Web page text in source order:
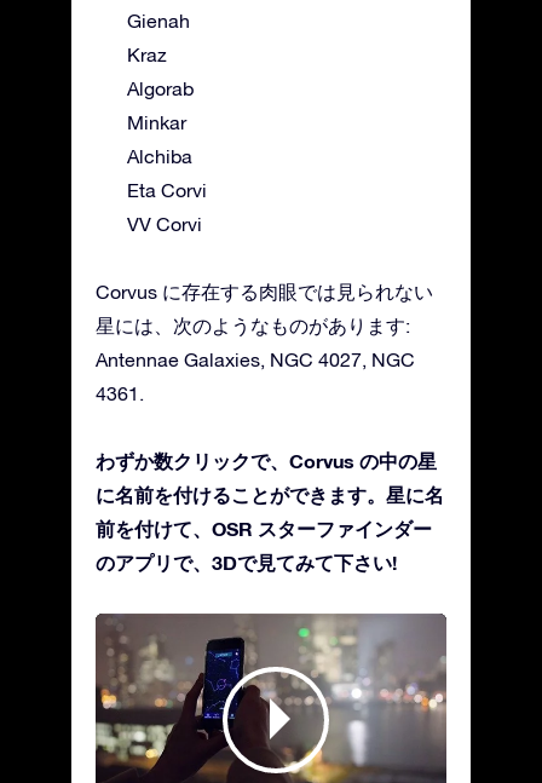
Gienah
Kraz
Algorab
Minkar
Alchiba
Eta Corvi
VV Corvi
Corvus に存在する肉眼では見られない
星には、次のようなものがあります:
Antennae Galaxies, NGC 4027, NGC
4361.
わずか数クリックで、Corvus の中の星
に名前を付けることができます。星に名
前を付けて、OSR スターファインダー
のアプリで、3Dで見てみて下さい!